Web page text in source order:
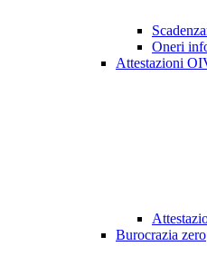
Oneri
Attestazioni
Burocrazia zero